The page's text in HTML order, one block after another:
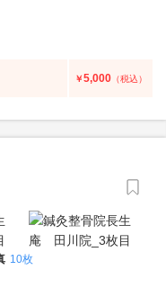
￥5,000 （税込）
10枚